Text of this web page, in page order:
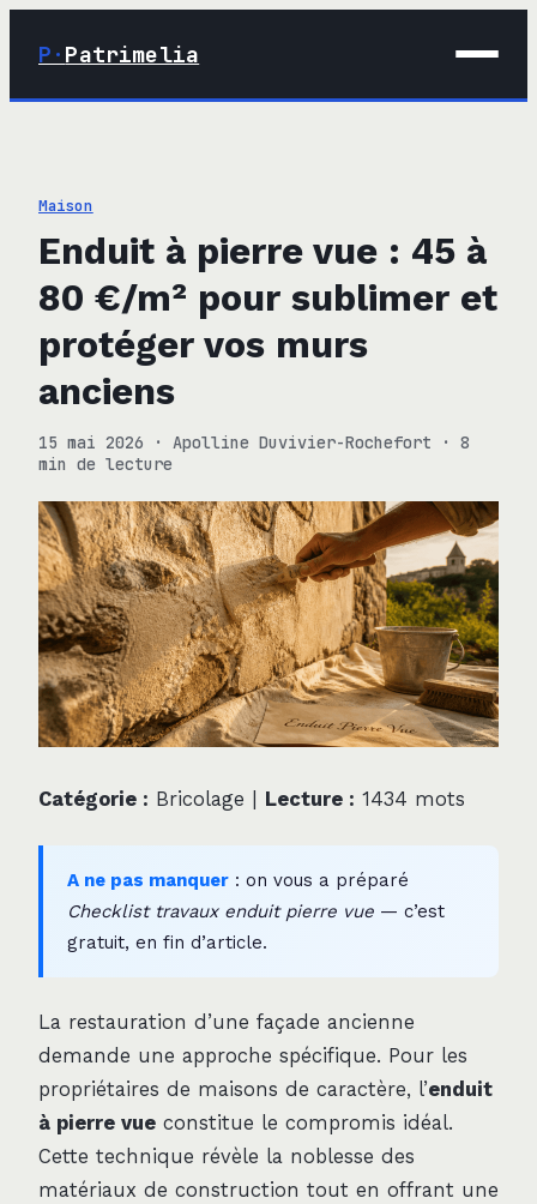
P· Patrimelia
03 · Immobilier
04 · Finance
Maison
Enduit à pierre vue : 45 à
80 €/m² pour sublimer et
protéger vos murs
anciens
15 mai 2026 · Apolline Duvivier-Rochefort ·
8
min de lecture
Catégorie : Bricolage | Lecture : 1434 mots
A ne pas manquer : on vous a préparé
Checklist travaux enduit pierre vue — c’est
gratuit, en fin d’article.
La restauration d’une façade ancienne
demande une approche spécifique. Pour les
propriétaires de maisons de caractère, l’enduit
à pierre vue constitue le compromis idéal.
Cette technique révèle la noblesse des
matériaux de construction tout en offrant une